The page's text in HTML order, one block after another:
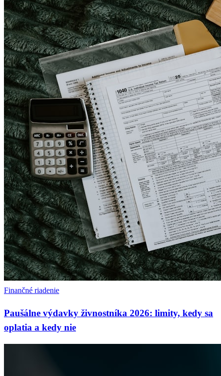
Finančné riadenie
Paušálne výdavky živnostníka 2026: limity, kedy sa
oplatia a kedy nie